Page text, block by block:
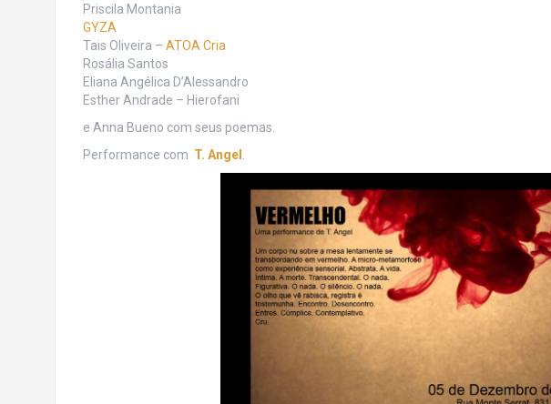
Priscila Montania
GYZA
Tais Oliveira – ATOA Cria
Rosália Santos
Eliana Angélica D’Alessandro
Esther Andrade – Hierofani
e Anna Bueno com seus poemas.
Performance com T. Angel